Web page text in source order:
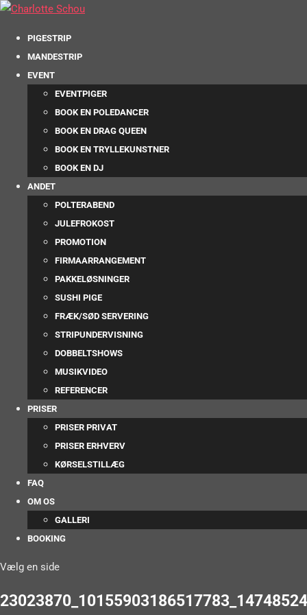
PIGESTRIP
MANDESTRIP
EVENT
EVENTPIGER
BOOK EN POLEDANCER
BOOK EN DRAG QUEEN
BOOK EN TRYLLEKUNSTNER
BOOK EN DJ
ANDET
POLTERABEND
JULEFROKOST
PROMOTION
FIRMAARRANGEMENT
PAKKELØSNINGER
SUSHI PIGE
FRÆK/SØD SERVERING
STRIPUNDERVISNING
DOBBELTSHOWS
MUSIKVIDEO
REFERENCER
PRISER
PRISER PRIVAT
PRISER ERHVERV
KØRSELSTILLÆG
FAQ
OM OS
GALLERI
BOOKING
Vælg en side